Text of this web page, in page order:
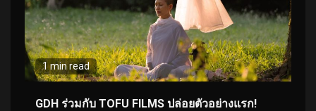
1 min read
GDH ร่วมกับ TOFU FILMS ปล่อยตัวอย่างแรก!